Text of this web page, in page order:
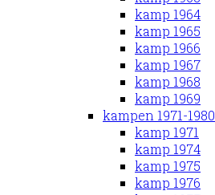
kamp 1964
kamp 1965
kamp 1966
kamp 1967
kamp 1968
kamp 1969
kampen 1971-1980
kamp 1971
kamp 1974
kamp 1975
kamp 1976